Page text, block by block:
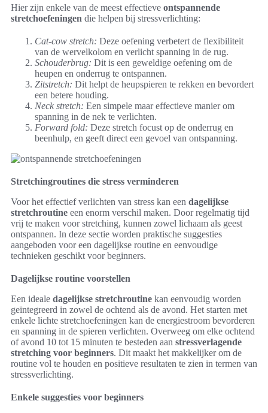
Hier zijn enkele van de meest effectieve ontspannende
stretchoefeningen die helpen bij stressverlichting:
Cat-cow stretch: Deze oefening verbetert de flexibiliteit
van de wervelkolom en verlicht spanning in de rug.
Schouderbrug: Dit is een geweldige oefening om de
heupen en onderrug te ontspannen.
Zitstretch: Dit helpt de heupspieren te rekken en bevordert
een betere houding.
Neck stretch: Een simpele maar effectieve manier om
spanning in de nek te verlichten.
Forward fold: Deze stretch focust op de onderrug en
beenhulp, en geeft direct een gevoel van ontspanning.
Stretchingroutines die stress verminderen
Voor het effectief verlichten van stress kan een dagelijkse
stretchroutine een enorm verschil maken. Door regelmatig tijd
vrij te maken voor stretching, kunnen zowel lichaam als geest
ontspannen. In deze sectie worden praktische suggesties
aangeboden voor een dagelijkse routine en eenvoudige
technieken geschikt voor beginners.
Dagelijkse routine voorstellen
Een ideale dagelijkse stretchroutine kan eenvoudig worden
geïntegreerd in zowel de ochtend als de avond. Het starten met
enkele lichte stretchoefeningen kan de energiestroom bevorderen
en spanning in de spieren verlichten. Overweeg om elke ochtend
of avond 10 tot 15 minuten te besteden aan stressverlagende
stretching voor beginners. Dit maakt het makkelijker om de
routine vol te houden en positieve resultaten te zien in termen van
stressverlichting.
Enkele suggesties voor beginners